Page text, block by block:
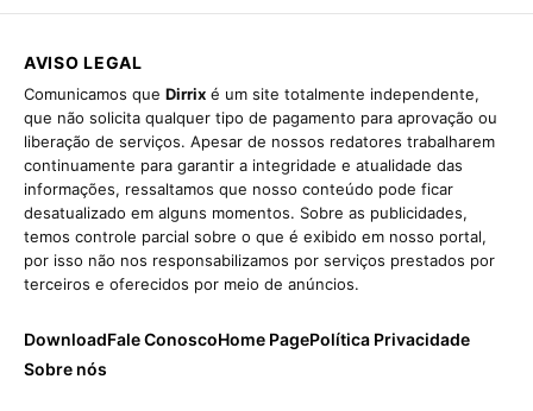
AVISO LEGAL
Comunicamos que Dirrix é um site totalmente independente,
que não solicita qualquer tipo de pagamento para aprovação ou
liberação de serviços. Apesar de nossos redatores trabalharem
continuamente para garantir a integridade e atualidade das
informações, ressaltamos que nosso conteúdo pode ficar
desatualizado em alguns momentos. Sobre as publicidades,
temos controle parcial sobre o que é exibido em nosso portal,
por isso não nos responsabilizamos por serviços prestados por
terceiros e oferecidos por meio de anúncios.
DownloadFale ConoscoHome PagePolítica Privacidade
Sobre nós